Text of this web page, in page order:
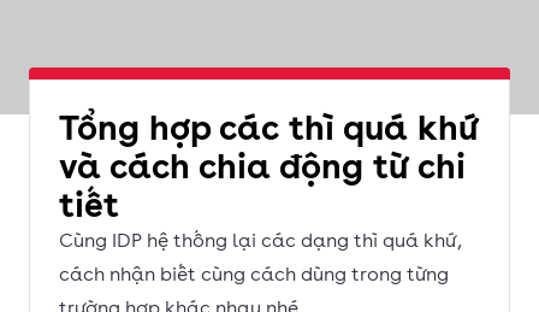
Tổng hợp các thì quá khứ
và cách chia động từ chi
tiết
Cùng IDP hệ thống lại các dạng thì quá khứ,
cách nhận biết cùng cách dùng trong từng